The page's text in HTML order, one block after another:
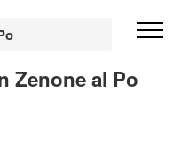
Zenone al Po